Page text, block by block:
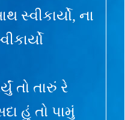
સ્વીકાર્યો, ના
તો તારું રે
હું તો પામું